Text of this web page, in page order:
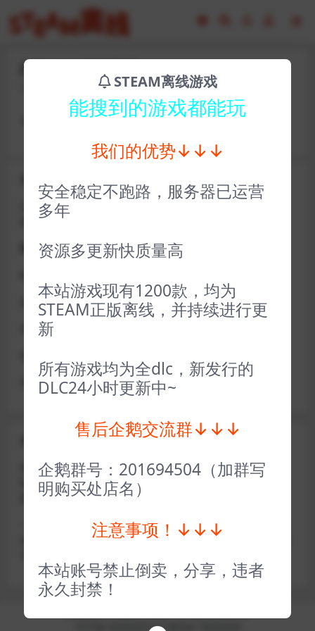
jhf31445-冰冷海域
8
卡号： jxeuq70579 密码：zuobiao35735
关于D加密类游戏通知
近期发现同行倒卖严重，大量会员D加密游戏无法激活问
题，现开通令牌
获取方式找企鹅群里的技术客服获取即可
如激活上限需等到隔天早上在线进一次游戏
或者使用网盘版也可解决D加密激活的问题，一样玩
请各位亲们理解
关于密码错误问题
账号密码复制粘贴，注意不要复制到空格了，CTRL+C复
制，或者鼠标右键先复制然后键盘 CTRL+V粘贴，steam改
版了必须键盘粘贴（CTRL+V粘贴）鼠标不能粘贴了
————————————————————–离线模式玩
游戏，在线没存档被顶号，不然没有存档，D加密游戏尽量
京ICP备18888888号京公网安备 188888888
STEAM离线游戏
能搜到的游戏都能玩
我们的优势↓↓↓
安全稳定不跑路，服务器已运营
多年
资源多更新快质量高
本站游戏现有1200款，均为
STEAM正版离线，并持续进行更
新
所有游戏均为全dlc，新发行的
DLC24小时更新中~
售后企鹅交流群↓↓↓
企鹅群号：201694504（加群写
明购买处店名）
注意事项！↓↓↓
本站账号禁止倒卖，分享，违者
永久封禁！